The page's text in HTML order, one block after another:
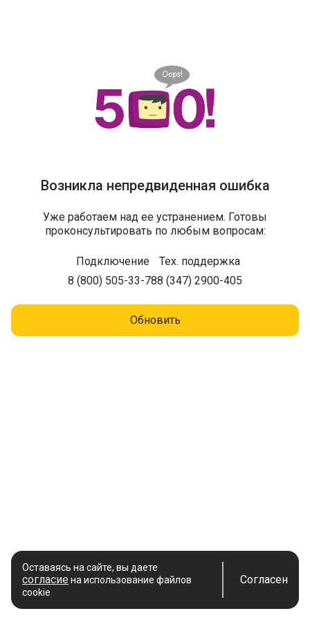
Возникла непредвиденная ошибка
Уже работаем над ее устранением. Готовы
проконсультировать по любым вопросам:
Подключение
8 (800) 505-33-78
Тех. поддержка
8 (347) 2900-405
Обновить
Оставаясь на сайте, вы даете
согласие на использование файлов
cookie
Согласен